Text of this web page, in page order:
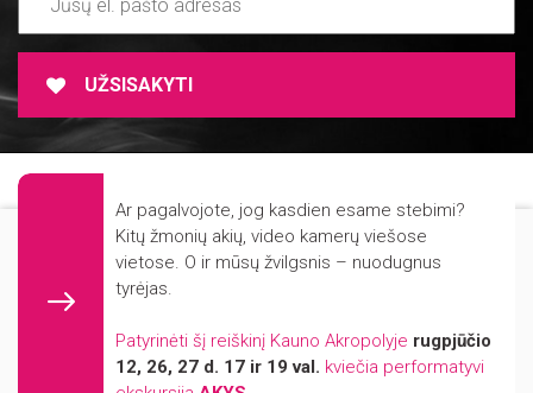
UŽSISAKYTI
ADMINISTRACINĖ INFORMACIJA
NUORODOS
REKVIZITAI
Ar pagalvojote, jog kasdien esame stebimi?
Kitų žmonių akių, video kamerų viešose
vietose. O ir mūsų žvilgsnis – nuodugnus
tyrėjas.
Patyrinėti šį reiškinį Kauno Akropolyje rugpjūčio
12, 26, 27 d. 17 ir 19 val. kviečia performatyvi
Mūsų svetainė naudoja slapukus (angl. cookies). Šie slapukai naudojami
statistikos ir rinkodaros tikslais.
Jei Jūs sutinkate, kad šiems tikslams būtų naudojami slapukai, spauskite